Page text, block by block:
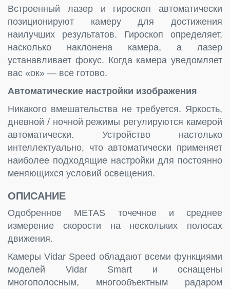
Встроенный лазер и гироскоп автоматически
позиционируют камеру для достижения
наилучших результатов. Гироскоп определяет,
насколько наклонена камера, а лазер
устанавливает фокус. Когда камера уведомляет
вас «ок» — все готово.
Автоматические настройки изображения
Никакого вмешательства не требуется. Яркость,
дневной / ночной режимы регулируются камерой
автоматически. Устройство настолько
интеллектуально, что автоматически применяет
наиболее подходящие настройки для постоянно
меняющихся условий освещения.
ОПИСАНИЕ
Одобренное METAS точечное и среднее
измерение скорости на нескольких полосах
движения.
Камеры Vidar Speed обладают всеми функциями
моделей Vidar Smart и оснащены
многополосным, многообъектным радаром